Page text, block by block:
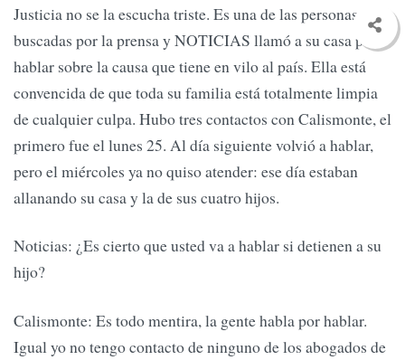
Justicia no se la escucha triste. Es una de las personas más
buscadas por la prensa y NOTICIAS llamó a su casa para
hablar sobre la causa que tiene en vilo al país. Ella está
convencida de que toda su familia está totalmente limpia
de cualquier culpa. Hubo tres contactos con Calismonte, el
primero fue el lunes 25. Al día siguiente volvió a hablar,
pero el miércoles ya no quiso atender: ese día estaban
allanando su casa y la de sus cuatro hijos.
Noticias: ¿Es cierto que usted va a hablar si detienen a su
hijo?
Calismonte: Es todo mentira, la gente habla por hablar.
Igual yo no tengo contacto de ninguno de los abogados de